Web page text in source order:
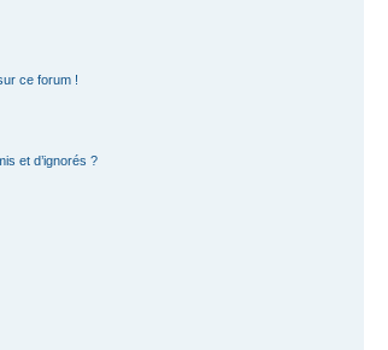
ce forum !
et d’ignorés ?